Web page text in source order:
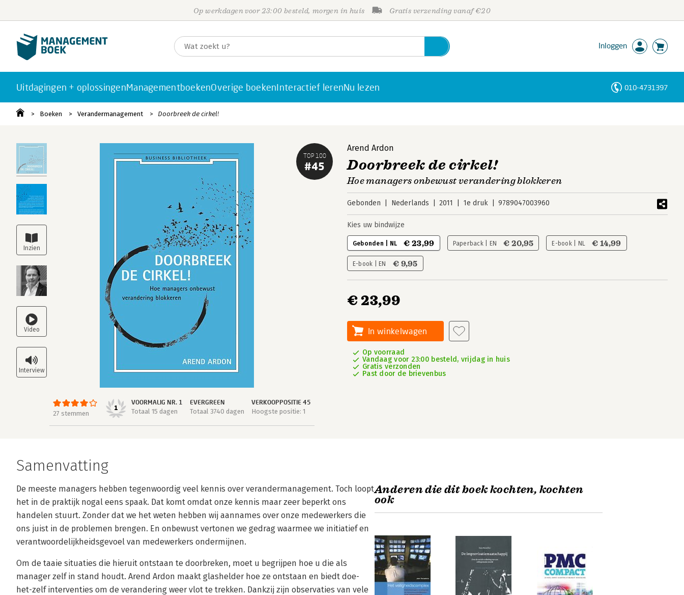
Op werkdagen voor 23:00 besteld, morgen in huis Gratis verzending vanaf €20
Inloggen
Uitdagingen + oplossingenManagementboekenOverige boekenInteractief lerenNu lezen 010-4731397
Boeken Verandermanagement Doorbreek de cirkel!
TOP 100
#45
27 stemmen
1
VOORMALIG NR. 1
Totaal 15 dagen
EVERGREEN
Totaal 3740 dagen
VERKOOPPOSITIE 45
Hoogste positie: 1
Arend Ardon
Doorbreek de cirkel!
Hoe managers onbewust verandering blokkeren
Gebonden Nederlands 2011 1e druk 9789047003960
Kies uw bindwijze
Gebonden | NL € 23,99 Paperback | EN € 20,95 E-book | NL € 14,99
E-book | EN € 9,95
€ 23,99
In winkelwagen
Op voorraad
Vandaag voor 23:00 besteld, vrijdag in huis
Gratis verzonden
Past door de brievenbus
Samenvatting
De meeste managers hebben tegenwoordig veel kennis over verandermanagement. Toch loopt
het in de praktijk nogal eens spaak. Dat komt omdat onze kennis maar zeer beperkt ons
handelen stuurt. Zonder dat we het weten hebben wij aannames over onze medewerkers die
ons juist in de problemen brengen. En onbewust vertonen we gedrag waarmee we initiatief en
verantwoordelijkheidsgevoel van medewerkers ondermijnen.
Om de taaie situaties die hieruit ontstaan te doorbreken, moet u begrijpen hoe u die als
manager zelf in stand houdt. Arend Ardon maakt glashelder hoe ze ontstaan en biedt doe-
het-zelf interventies om de verandering weer vlot te trekken. Dankzij zijn observaties van vele
Anderen die dit boek kochten, kochten
ook
Personen